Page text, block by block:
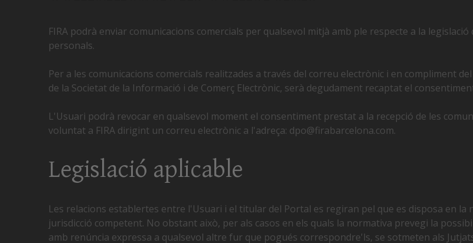
FIRA podrà enviar comunicacions comercials per qualsevol mitjà amb ple respecte a la
personals.
Per a les comunicacions comercials realitzades a través del correu electrònic i en compliment
de la Societat de la Informació i de Comerç Electrònic, serà degudament recaptat el
L'Usuari podrà revocar en qualsevol moment el consentiment prestat a la recepció de les
voluntat a FIRA dirigint un correu electrònic a l'adreça: dpo@firabarcelona.com.
Legislació aplicable
Les relacions establertes entre l'Usuari i el titular del Portal es regiran pel que es disposa en
jurisdicció competent. No obstant això, per als casos en els quals la normativa prevegi la
amb renúncia expressa a qualsevol altre fur que pogués correspondre'ls, se sotmeten als